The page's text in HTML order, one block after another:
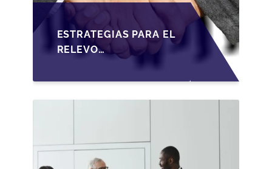
ESTRATEGIAS PARA EL
RELEVO
GENERACIONAL EN
PYMES ESPAÑOLAS